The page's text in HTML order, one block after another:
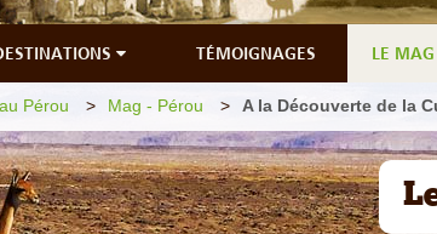
TÉMOIGNAGES LE MAG
Pérou Mag - Pérou A la Découverte de la